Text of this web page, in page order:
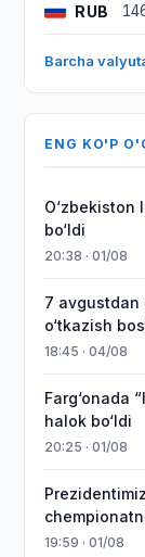
RUB
Barcha
ENG KO'P
O‘zbekiston
bo‘ldi
20:38 · 01/08
7 avgustdan
o‘tkazish
18:45 · 04/08
Farg‘onada
halok bo‘ldi
20:25 · 01/08
19:59 · 01/08